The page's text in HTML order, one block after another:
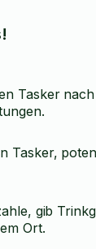
Tasker
Tasker,
gib
Ort.